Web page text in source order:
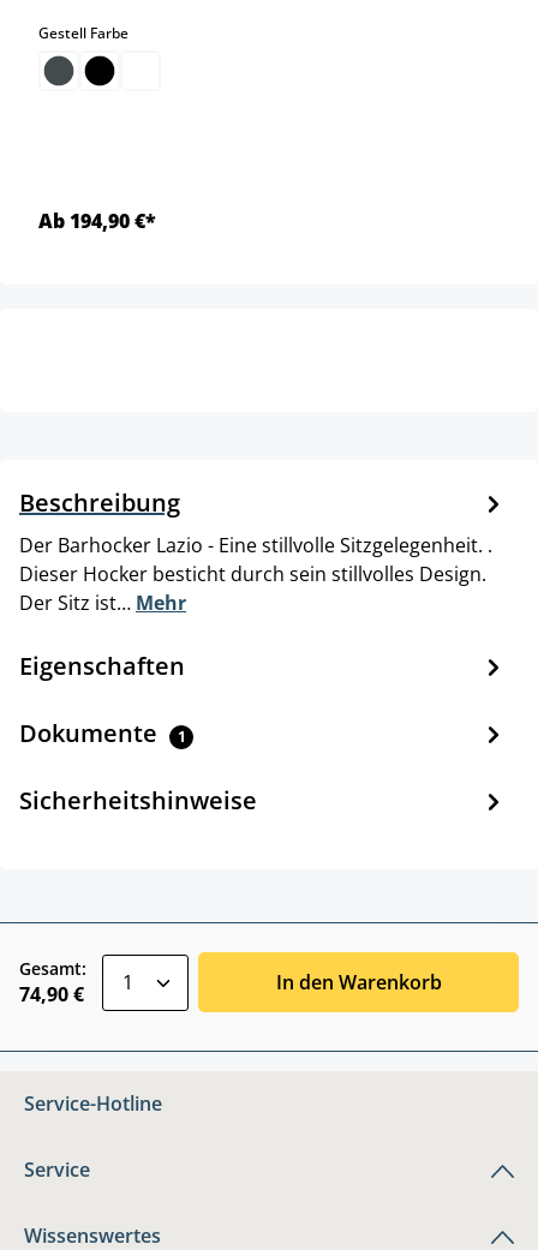
Gestell Farbeauswählen
Ab 194,90 €*
Beschreibung
Der Barhocker Lazio - Eine stillvolle Sitzgelegenheit. .
Dieser Hocker besticht durch sein stillvolles Design.
Der Sitz ist… Mehr
Eigenschaften
Dokumente 1
Sicherheitshinweise
Gesamt:
74,90 € In den Warenkorb
Service-Hotline
Service
Wissenswertes